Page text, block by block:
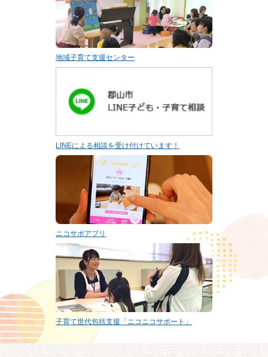
地域子育て支援センター
LINEによる相談を受け付けています！
ニコサポアプリ
子育て世代包括支援「ニコニコサポート」